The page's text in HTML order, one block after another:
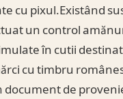
cu pixul.Existând
un control
în cutii
cu timbru
de